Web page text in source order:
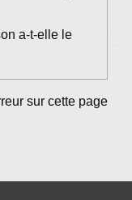
a-t-elle le
sur cette page